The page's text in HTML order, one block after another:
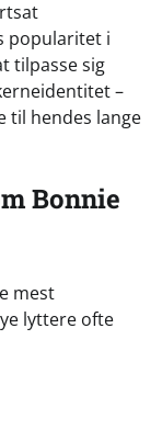
popularitet i
tilpasse sig
–
til hendes lange
Bonnie
mest
lyttere ofte